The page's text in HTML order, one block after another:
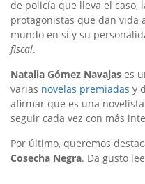
de policía que lleva el caso,
protagonistas que dan vida
mundo en sí y su
fiscal.
Natalia Gómez Navajas es
varias novelas premiadas y
afirmar que es una
seguir cada vez con más
Por último, queremos
Cosecha Negra. Da gusto